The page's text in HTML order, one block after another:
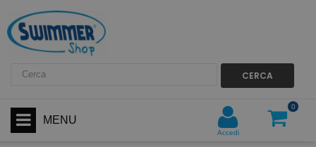
CERCA
MENU
0
Accedi